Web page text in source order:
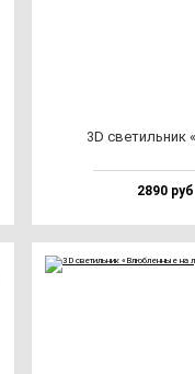
3D све­тиль­ник
2890 руб